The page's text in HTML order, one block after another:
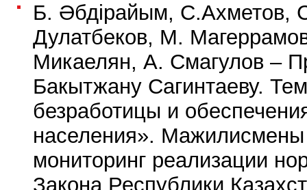
Б. Әбдірайым, С.Ахметов,
Дулатбеков, М.
Микаелян, А. Смагулов –
Бакытжану Сагинтаеву.
безработицы и
населения». Мажилисмены
мониторинг реализации
Закона Республики